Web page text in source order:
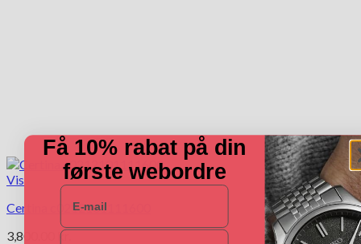
Vis
Certina c0212101111600
3,800.00
kr.
Få 10% rabat på din
første webordre
E-mail
Navn